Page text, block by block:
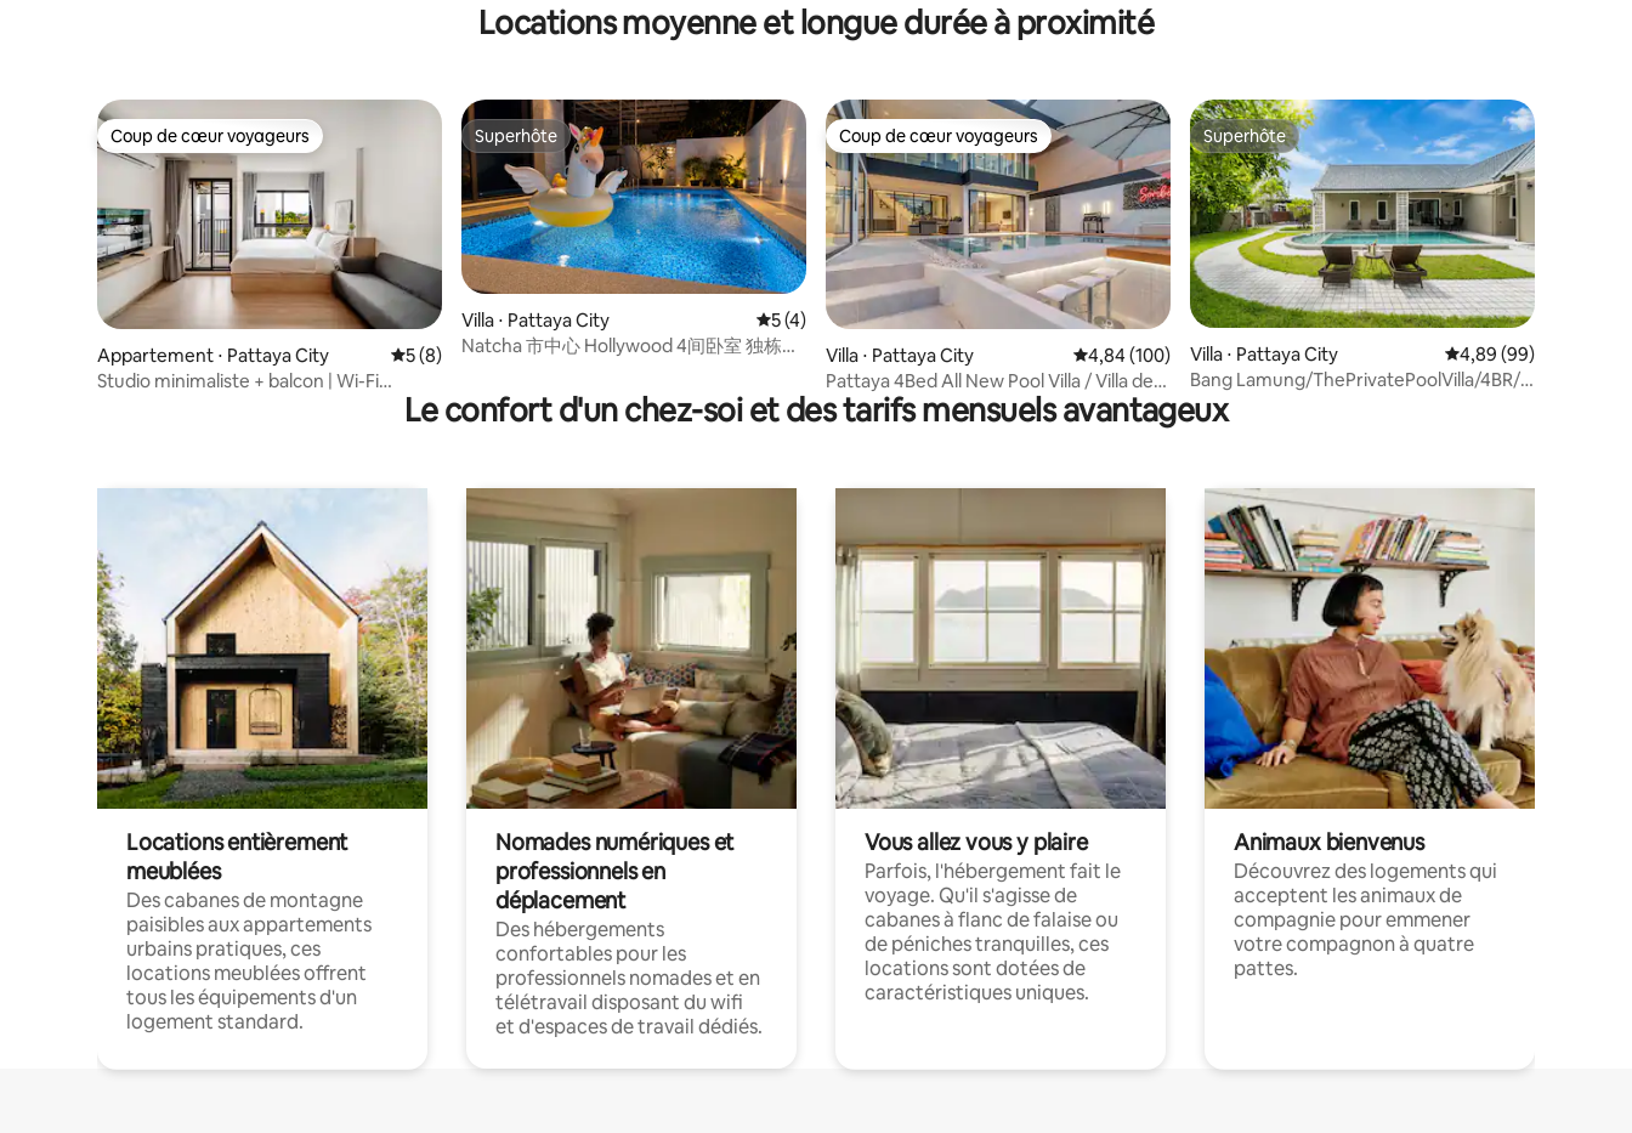
Locations moyenne et longue durée à proximité
Coup de cœur voyageurs
Coup de cœur voyageurs
Appartement ⋅ Pattaya City Évaluation moyenne sur la base de 8 commentaires : 5 sur 5
5 (8)
Studio minimaliste + balcon | Wi-Fi
Superhôte
Superhôte
Villa ⋅ Pattaya City Évaluation moyenne sur la base de 4 commentaires : 5 sur 5
5 (4)
Natcha 市中心 Hollywood 4间卧室 独栋私
Coup de cœur voyageurs
Coup de cœur voyageurs
Villa ⋅ Pattaya City Évaluation moyenne sur la base de 100 commentaires : 4,84 sur 5
4,84 (100)
Pattaya 4Bed All New Pool Villa / Villa de
piscine neuve de 4 chambres et 5 salles
de bain à Pattaya
Superhôte
Superhôte
Villa ⋅ Pattaya City Évaluation moyenne
4,89 (99)
Bang Lamung/ThePrivatePoolVilla/4BR/
10 min de la plage !
Le confort d'un chez-soi et des tarifs mensuels avantageux
Locations entièrement
meublées
Des cabanes de montagne
paisibles aux appartements
urbains pratiques, ces
locations meublées offrent
tous les équipements d'un
logement standard.
Nomades numériques et
professionnels en
déplacement
Des hébergements
confortables pour les
professionnels nomades et en
télétravail disposant du wifi
et d'espaces de travail dédiés.
Vous allez vous y plaire
Parfois, l'hébergement fait le
voyage. Qu'il s'agisse de
cabanes à flanc de falaise ou
de péniches tranquilles, ces
locations sont dotées de
caractéristiques uniques.
Animaux bienvenus
Découvrez des logements qui
acceptent les animaux de
compagnie pour emmener
votre compagnon à quatre
pattes.